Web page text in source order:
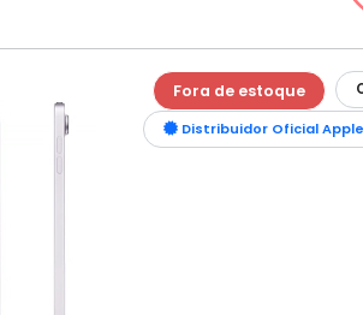
Fora de estoque
Distribuidor Oficial Apple